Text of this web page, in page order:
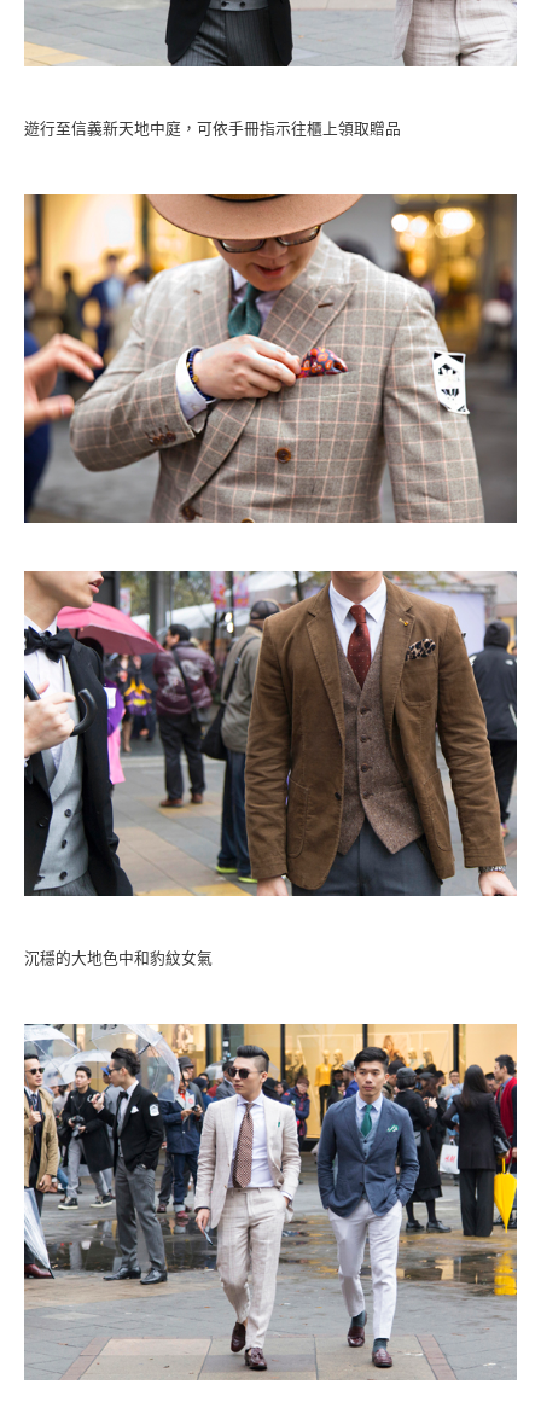
遊行至信義新天地中庭，可依手冊指示往櫃上領取贈品
沉穩的大地色中和豹紋女氣